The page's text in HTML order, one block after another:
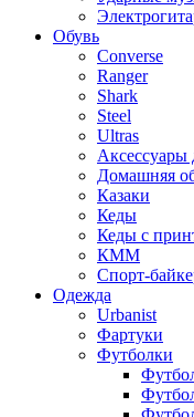
Обувь
Converse
Ranger
Shark
Steel
Ultras
Аксессуары
Домашняя
Казаки
Кеды
Кеды с
КММ
Спорт-
Одежда
Urbanist
Фартуки
Футболки